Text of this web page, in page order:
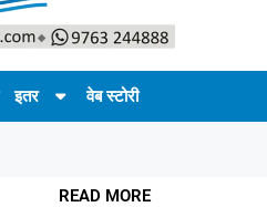
इतर वेब स्टोरी
READ MORE